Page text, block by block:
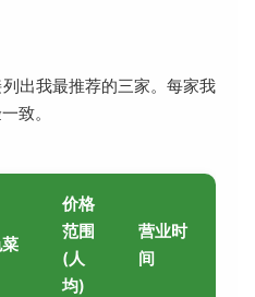
出我最推荐的三家。每家我
致。
价格
范围
(人
均)
营业时
间